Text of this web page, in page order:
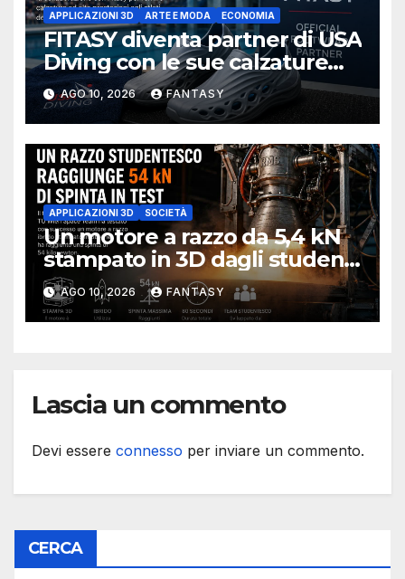
APPLICAZIONI 3D ARTE E MODA ECONOMIA
FITASY diventa partner di USA
Diving con le sue calzature
stampate in 3D
AGO 10, 2026 FANTASY
APPLICAZIONI 3D SOCIETÀ
Un motore a razzo da 5,4 kN
stampato in 3D dagli studenti
della University of Melbourne
AGO 10, 2026 FANTASY
Lascia un commento
Devi essere connesso per inviare un commento.
CERCA